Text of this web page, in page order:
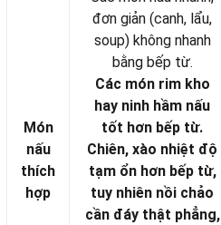
Món
nấu
thích
hợp
đơn giản (canh, lẩu,
soup) không nhanh
bằng bếp từ.
Các món rim kho
hay ninh hầm nấu
tốt hơn bếp từ.
Chiên, xào nhiệt độ
tạm ổn hơn bếp từ,
tuy nhiên nồi chảo
cần đáy thật phẳng,